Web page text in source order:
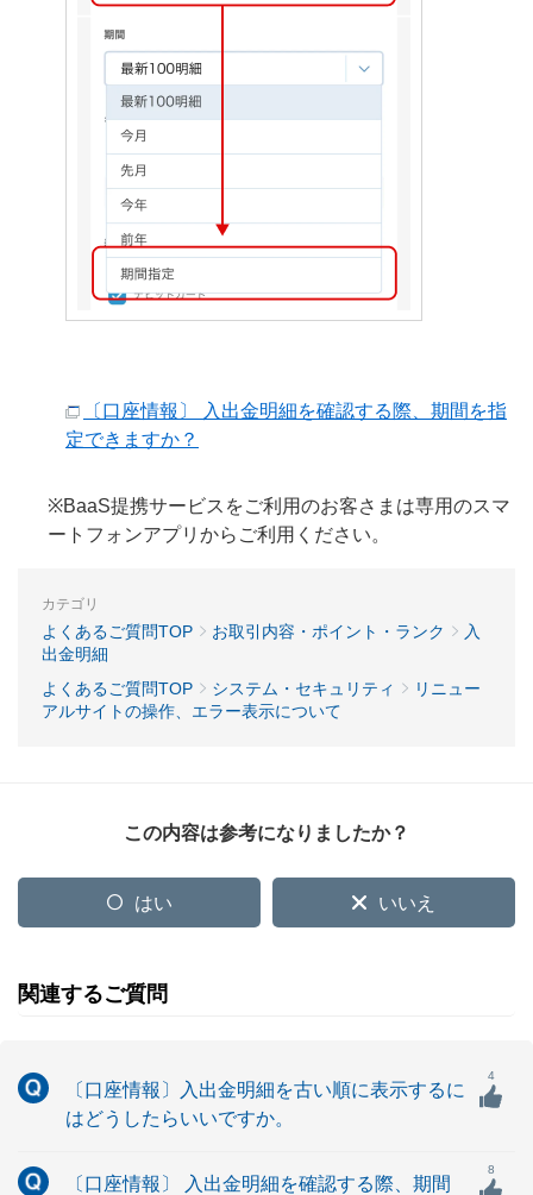
〔口座情報〕 入出金明細を確認する際、期間を指
定できますか？
※BaaS提携サービスをご利用のお客さまは専用のスマ
ートフォンアプリからご利用ください。
カテゴリ
よくあるご質問TOP お取引内容・ポイント・ランク
入
出金明細
よくあるご質問TOP
システム・セキュリティ
リニュー
アルサイトの操作、エラー表示について
この内容は参考になりましたか？
はい いいえ
関連するご質問
〔口座情報〕入出金明細を古い順に表示するに
はどうしたらいいですか。
4
〔口座情報〕 入出金明細を確認する際、期間
8